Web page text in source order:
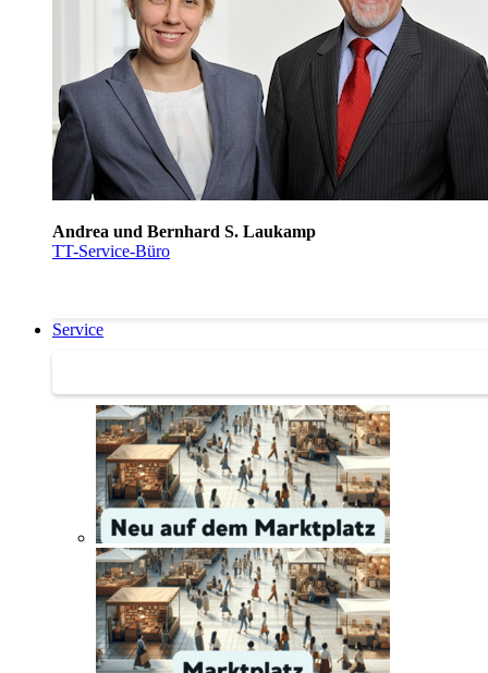
Andrea und Bernhard S. Laukamp
TT-Service-Büro
Service